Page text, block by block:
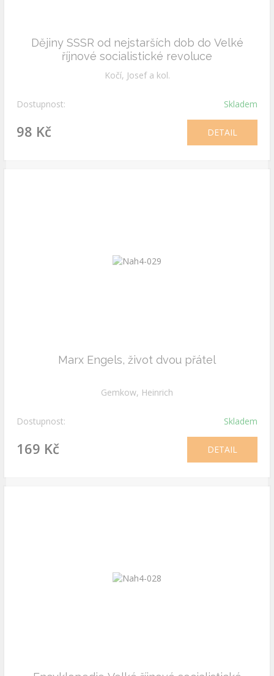
Dějiny SSSR od nejstarších dob do Velké
říjnové socialistické revoluce
Kočí, Josef a kol.
Dostupnost: Skladem
98 Kč DETAIL
Marx Engels, život dvou přátel
Gemkow, Heinrich
Dostupnost: Skladem
169 Kč DETAIL